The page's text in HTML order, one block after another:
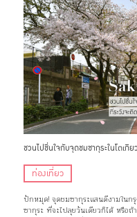
ชวนไปชื่นใจกับจุดชมซากุระในโตเกี
ท่องเที่ยว
ปักหมุด! จุดชมซากุระแสนดีงามในก
ซากุระ ที่จะไปลุยวันเดียวก็ได้ หรือ